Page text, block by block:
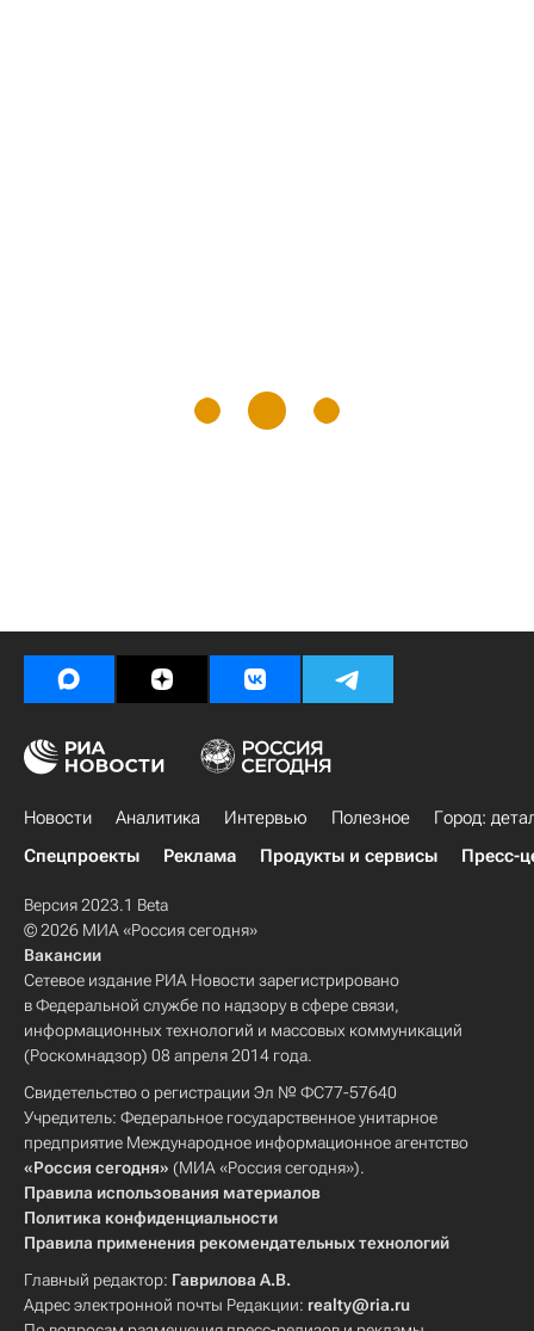
Новости Аналитика Интервью Полезное
Город:
Спецпроекты
Реклама Продукты и сервисы Пресс-
Версия 2023.1 Beta
© 2026 МИА «Россия сегодня»
Вакансии
Сетевое издание РИА Новости зарегистрировано
в Федеральной службе по надзору в сфере связи,
информационных технологий и массовых коммуникаций
(Роскомнадзор) 08 апреля 2014 года.
Свидетельство о регистрации Эл № ФС77-57640
Учредитель: Федеральное государственное унитарное
предприятие Международное информационное агентство
«Россия сегодня» (МИА «Россия сегодня»).
Правила использования материалов
Политика конфиденциальности
Правила применения рекомендательных технологий
Главный редактор: Гаврилова А.В.
Адрес электронной почты Редакции: realty@ria.ru